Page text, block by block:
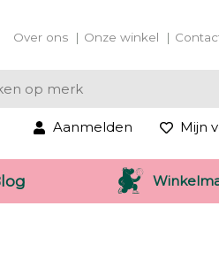
Over ons Onze winkel
Aanmelden Mijn